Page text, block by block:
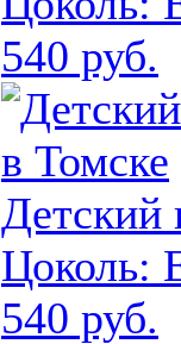
540 руб.
Цоколь:
540 руб.